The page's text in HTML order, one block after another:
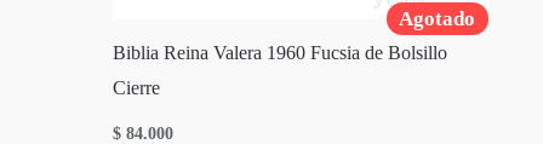
Agotado
Biblia Reina Valera 1960 Fucsia de Bolsillo
Cierre
$ 84.000